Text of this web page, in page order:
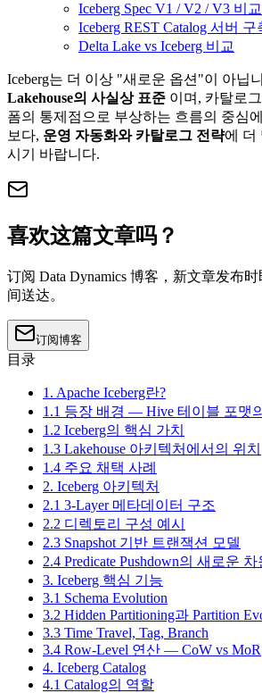
Iceberg Spec V1 / V2 / V3 비교
Iceberg REST Catalog 서버 구
Delta Lake vs Iceberg 비교
Iceberg는 더 이상 "새로운 옵션"이 아닙
Lakehouse의 사실상 표준 이며, 카탈로
폼의 통제점으로 부상하는 흐름의 중심
보다, 운영 자동화와 카탈로그 전략에 더
시기 바랍니다.
喜欢这篇文章吗？
订阅 Data Dynamics 博客，新文章发布
间送达。
订阅博客
目录
1. Apache Iceberg란?
1.1 등장 배경 — Hive 테이블 포맷
1.2 Iceberg의 핵심 가치
1.3 Lakehouse 아키텍처에서의 위치
1.4 주요 채택 사례
2. Iceberg 아키텍처
2.1 3-Layer 메타데이터 구조
2.2 디렉토리 구성 예시
2.3 Snapshot 기반 트랜잭션 모델
2.4 Predicate Pushdown의 새로운 차
3. Iceberg 핵심 기능
3.1 Schema Evolution
3.2 Hidden Partitioning과 Partition
3.3 Time Travel, Tag, Branch
3.4 Row-Level 연산 — CoW vs MoR
4. Iceberg Catalog
4.1 Catalog의 역할